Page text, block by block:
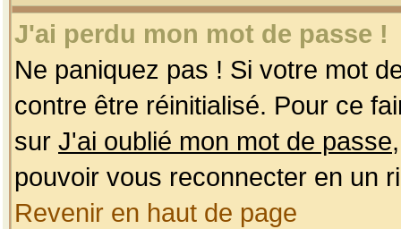
J'ai perdu mon mot de passe !
Ne paniquez pas ! Si votre mot
contre être réinitialisé. Pour ce
sur J'ai oublié mon mot de passe
pouvoir vous reconnecter en un
Revenir en haut de page